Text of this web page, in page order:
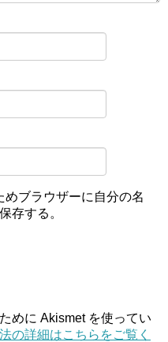
ブラウザーに自分の名
存する。
めに Akismet を使ってい
の詳細はこちらをご覧く